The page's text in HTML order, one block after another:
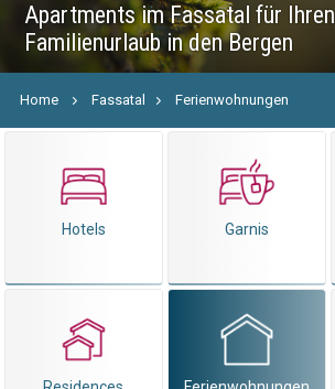
Apartments im Fassatal für Ihren
Familienurlaub in den Bergen
Home Fassatal Ferienwohnungen
Hotels Garnis